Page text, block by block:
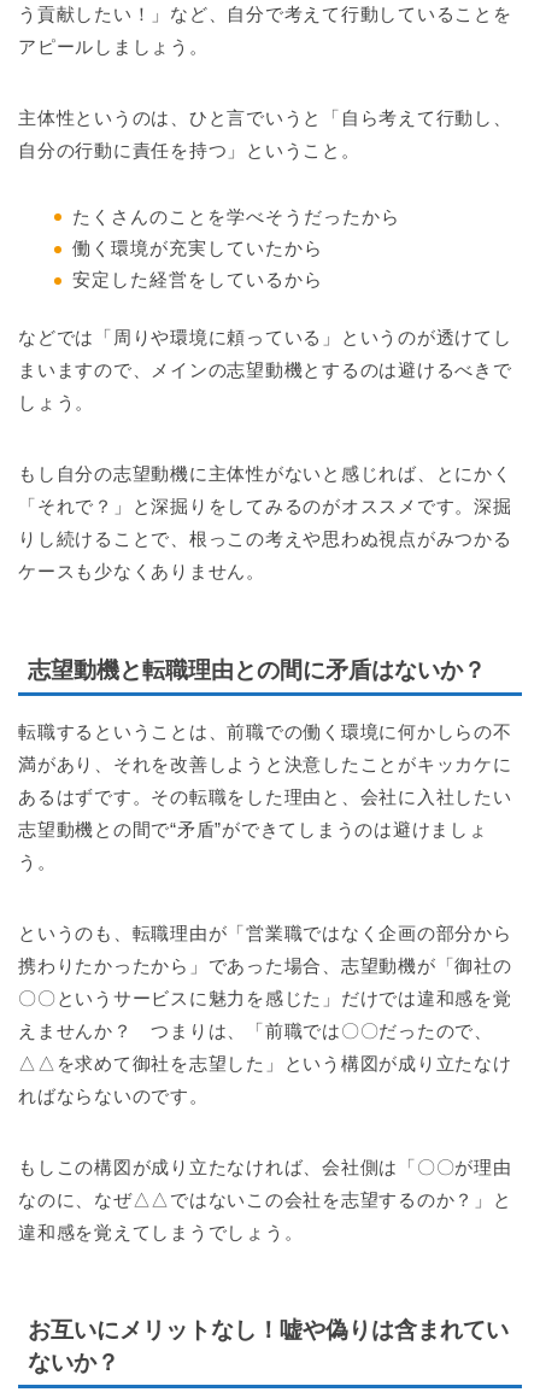
う貢献したい！」など、自分で考えて行動していることを
アピールしましょう。
主体性というのは、ひと言でいうと「自ら考えて行動し、
自分の行動に責任を持つ」ということ。
たくさんのことを学べそうだったから
働く環境が充実していたから
安定した経営をしているから
などでは「周りや環境に頼っている」というのが透けてし
まいますので、メインの志望動機とするのは避けるべきで
しょう。
もし自分の志望動機に主体性がないと感じれば、とにかく
「それで？」と深掘りをしてみるのがオススメです。深掘
りし続けることで、根っこの考えや思わぬ視点がみつかる
ケースも少なくありません。
志望動機と転職理由との間に矛盾はないか？
転職するということは、前職での働く環境に何かしらの不
満があり、それを改善しようと決意したことがキッカケに
あるはずです。その転職をした理由と、会社に入社したい
志望動機との間で“矛盾”ができてしまうのは避けましょ
う。
というのも、転職理由が「営業職ではなく企画の部分から
携わりたかったから」であった場合、志望動機が「御社の
〇〇というサービスに魅力を感じた」だけでは違和感を覚
えませんか？ つまりは、「前職では〇〇だったので、
△△を求めて御社を志望した」という構図が成り立たなけ
ればならないのです。
もしこの構図が成り立たなければ、会社側は「〇〇が理由
なのに、なぜ△△ではないこの会社を志望するのか？」と
違和感を覚えてしまうでしょう。
お互いにメリットなし！嘘や偽りは含まれてい
ないか？